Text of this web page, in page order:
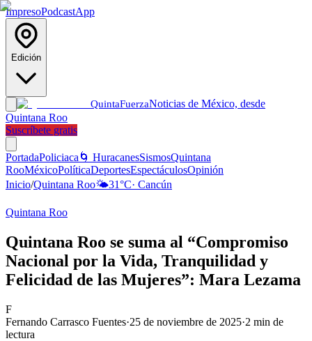
ImpresoPodcastApp
Edición
QuintaFuerzaNoticias de México, desde
Quintana Roo
Suscríbete gratis
PortadaPoliciaca 🌀 HuracanesSismosQuintana
RooMéxicoPolíticaDeportesEspectáculosOpinión
Inicio/Quintana Roo🌤️31°C· Cancún
Quintana Roo
Quintana Roo se suma al “Compromiso
Nacional por la Vida, Tranquilidad y
Felicidad de las Mujeres”: Mara Lezama
F
Fernando Carrasco Fuentes·25 de noviembre de 2025·2 min de
lectura